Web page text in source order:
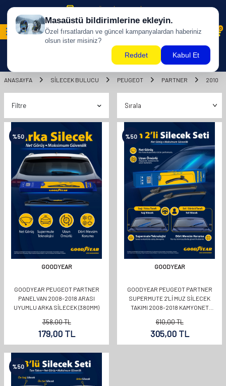
500 TL ÜZERİ KARGO BİZDEN !
0
ANASAYFA SILECEK BULUCU PEUGEOT PARTNER 2010
Filtre
%50
GOODYEAR
GOODYEAR PEUGEOT PARTNER
PANELVAN 2008-2018 ARASI
UYUMLU ARKA SILECEK (380MM)
358,00TL
179,00 TL
%50
GOODYEAR
GOODYEAR PEUGEOT PARTNER
SUPERMUTE 2'LI MUZ SILECEK
TAKIMI 2008-2018 KAMYONET
610,00TL
305,00TL
%50